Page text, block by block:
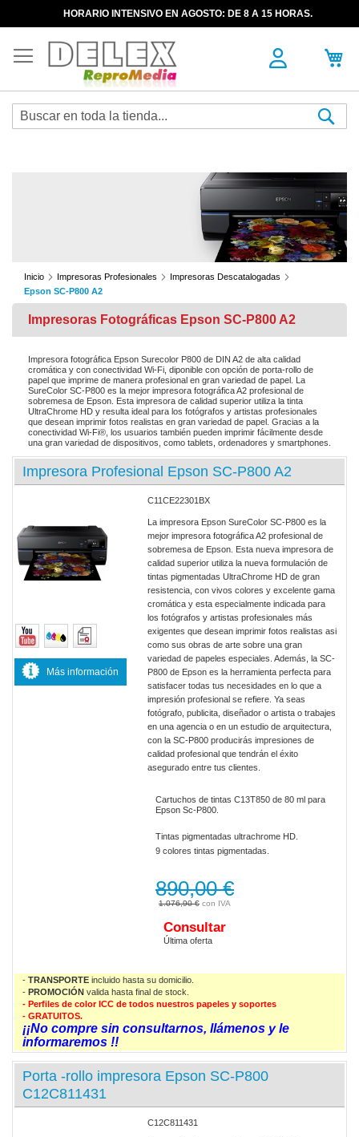
HORARIO INTENSIVO EN AGOSTO: DE 8 A 15 HORAS.
Inicio Impresoras Profesionales
Impresoras Descatalogadas
Epson SC-P800 A2
Impresoras Fotográficas Epson SC-P800 A2
Impresora fotográfica Epson Surecolor P800 de DIN A2 de alta calidad
cromática y con conectividad Wi-Fi, diponible con opción de porta-rollo de
papel que imprime de manera profesional en gran variedad de papel. La
SureColor SC-P800 es la mejor impresora fotográfica A2 profesional de
sobremesa de Epson. Esta impresora de calidad superior utiliza la tinta
UltraChrome HD y resulta ideal para los fotógrafos y artistas profesionales
que desean imprimir fotos realistas en gran variedad de papel. Gracias a la
conectividad Wi-Fi®, los usuarios también pueden imprimir fácilmente desde
una gran variedad de dispositivos, como tablets, ordenadores y smartphones.
Impresora Profesional Epson SC-P800 A2
Más información
C11CE22301BX
La impresora Epson SureColor SC-P800 es la
mejor impresora fotográfica A2 profesional de
sobremesa de Epson. Esta nueva impresora de
calidad superior utiliza la nueva formulación de
tintas pigmentadas UltraChrome HD de gran
resistencia, con vivos colores y excelente gama
cromática y esta especialmente indicada para
los fotógrafos y artistas profesionales más
exigentes que desean imprimir fotos realistas asi
como sus obras de arte sobre una gran
variedad de papeles especiales. Además, la SC-
P800 de Epson es la herramienta perfecta para
satisfacer todas tus necesidades en lo que a
impresión profesional se refiere. Ya seas
fotógrafo, publicita, diseñador o artista o trabajes
en una agencia o en un estudio de arquitectura,
con la SC-P800 producirás impresiones de
calidad profesional que tendrán el éxito
asegurado entre tus clientes.
Cartuchos de tintas C13T850 de 80 ml para
Epson Sc-P800.
Tintas pigmentadas ultrachrome HD.
9 colores tintas pigmentadas.
1.076,90 €
890,00 €
Consultar
Última oferta
- TRANSPORTE incluido hasta su domicilio.
- PROMOCIÓN valida hasta final de stock.
- Perfiles de color ICC de todos nuestros papeles y soportes
- GRATUITOS.
¡¡No compre sin consultarnos, llámenos y le
informaremos !!
Porta -rollo impresora Epson SC-P800
C12C811431
C12C811431